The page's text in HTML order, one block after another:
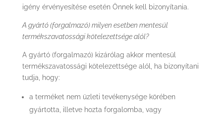
igény érvényesítése esetén Önnek kell bizonyítania.
A gyártó (forgalmazó) milyen esetben mentesül
termékszavatossági kötelezettsége alól?
A gyártó (forgalmazó) kizárólag akkor mentesül
termékszavatossági kötelezettsége alól, ha bizonyítani
tudja, hogy:
a terméket nem üzleti tevékenysége körében
gyártotta, illetve hozta forgalomba, vagy